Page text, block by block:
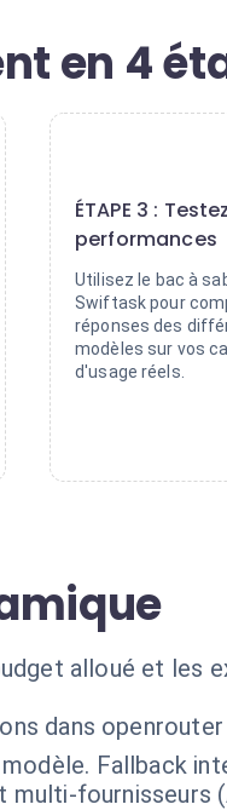
en 4
ÉTAPE 3 :
performances
Utilisez le bac à
Swiftask pour
réponses des
modèles sur vos
d'usage réels.
alloué et les
dans
Fallback
fournisseurs